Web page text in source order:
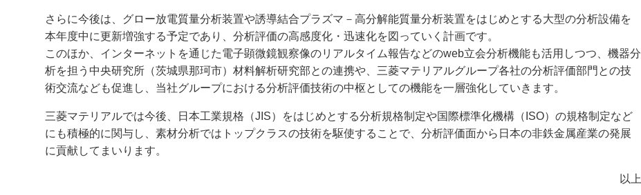
さらに今後は、グロー放電質量分析装置や誘導結合プラズマ－高分解能質量分析装置をはじめとする大型の分析設備を
本年度中に更新増強する予定であり、分析評価の高感度化・迅速化を図っていく計画です。
このほか、インターネットを通じた電子顕微鏡観察像のリアルタイム報告などのweb立会分析機能も活用しつつ、機器分
析を担う中央研究所（茨城県那珂市）材料解析研究部との連携や、三菱マテリアルグループ各社の分析評価部門との技
術交流なども促進し、当社グループにおける分析評価技術の中枢としての機能を一層強化していきます。
三菱マテリアルでは今後、日本工業規格（JIS）をはじめとする分析規格制定や国際標準化機構（ISO）の規格制定など
にも積極的に関与し、素材分析ではトップクラスの技術を駆使することで、分析評価面から日本の非鉄金属産業の発展
に貢献してまいります。
以上